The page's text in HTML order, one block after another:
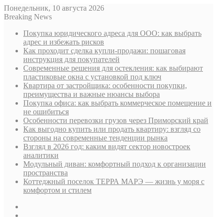
Понедельник, 10 августа 2026
Breaking News
Покупка юридического адреса для ООО: как выбрать
адрес и избежать рисков
Как проходит сделка купли-продажи: пошаговая
инструкция для покупателей
Современные решения для остекления: как выбирают
пластиковые окна с установкой под ключ
Квартира от застройщика: особенности покупки,
преимущества и важные нюансы выбора
Покупка офиса: как выбрать коммерческое помещение и
не ошибиться
Особенности перевозки грузов через Приморский край
Как выгодно купить или продать квартиру: взгляд со
стороны на современные тенденции рынка
Взгляд в 2026 год: каким видят сектор новостроек
аналитики
Модульный диван: комфортный подход к организации
пространства
Коттеджный поселок ТЕРРА МАРЭ — жизнь у моря с
комфортом и стилем